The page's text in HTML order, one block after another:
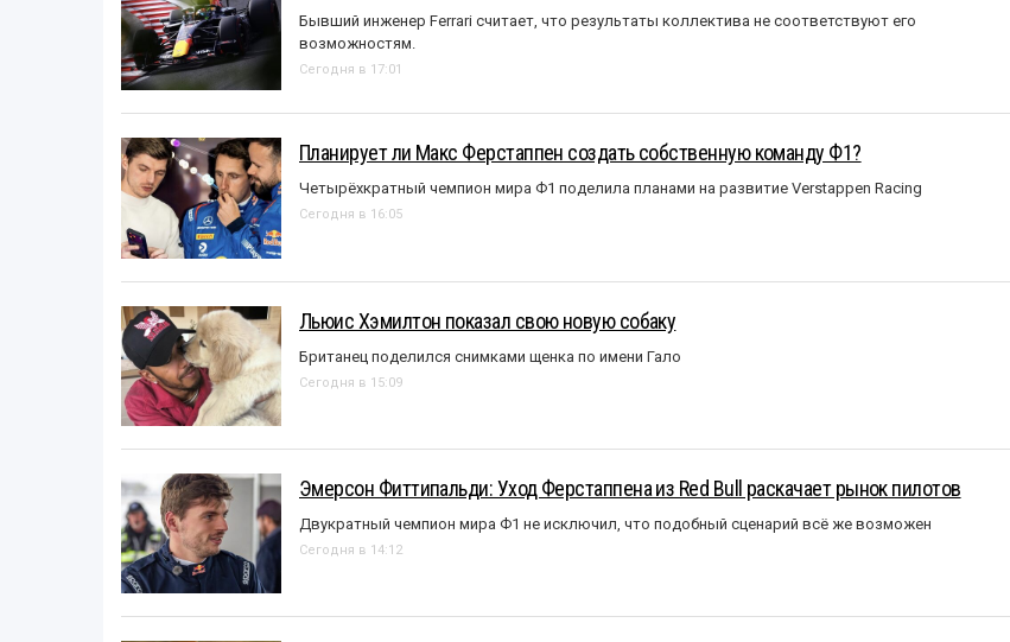
Бывший инженер Ferrari считает, что результаты коллектива не соответствуют его
возможностям.
Сегодня в 17:01
Планирует ли Макс Ферстаппен создать собственную команду Ф1?
Четырёхкратный чемпион мира Ф1 поделила планами на развитие Verstappen Racing
Сегодня в 16:05
Льюис Хэмилтон показал свою новую собаку
Британец поделился снимками щенка по имени Гало
Сегодня в 15:09
Эмерсон Фиттипальди: Уход Ферстаппена из Red Bull раскачает рынок пилотов
Двукратный чемпион мира Ф1 не исключил, что подобный сценарий всё же возможен
Сегодня в 14:12